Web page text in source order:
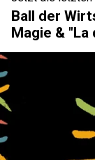
Ball der
Magie &